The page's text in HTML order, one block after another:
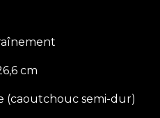
cm
(caoutchouc semi-dur)